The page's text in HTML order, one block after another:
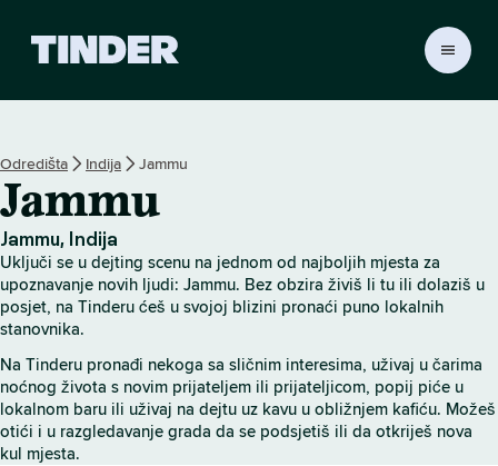
r
l
o
v
c
a
Odredišta Indija Jammu
Jammu
Jammu, Indija
Uključi se u dejting scenu na jednom od najboljih mjesta za
upoznavanje novih ljudi: Jammu. Bez obzira živiš li tu ili dolaziš u
posjet, na Tinderu ćeš u svojoj blizini pronaći puno lokalnih
stanovnika.
Na Tinderu pronađi nekoga sa sličnim interesima, uživaj u čarima
noćnog života s novim prijateljem ili prijateljicom, popij piće u
lokalnom baru ili uživaj na dejtu uz kavu u obližnjem kafiću. Možeš
otići i u razgledavanje grada da se podsjetiš ili da otkriješ nova
kul mjesta.